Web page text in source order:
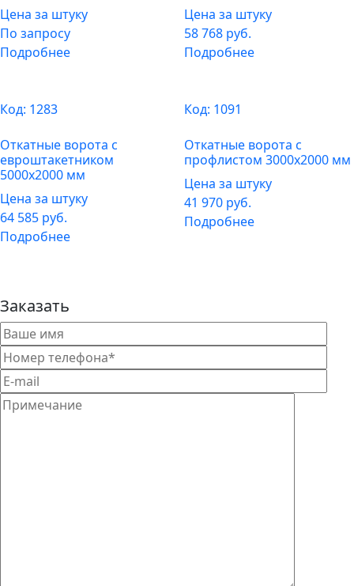
Цена за штуку
По запросу
Подробнее
Цена за штуку
58 768 руб.
Подробнее
Код: 1283
Откатные ворота с
евроштакетником
5000х2000 мм
Цена за штуку
64 585 руб.
Подробнее
Код: 1091
Откатные ворота с
профлистом 3000х2000 мм
Цена за штуку
41 970 руб.
Подробнее
Заказать